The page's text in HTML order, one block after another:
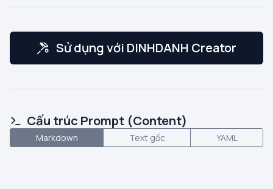
Sử dụng với DINHDANH Creator
Cấu trúc Prompt (Content)
Markdown Text gốc YAML